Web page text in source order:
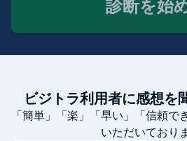
診断を始
ビジトラ利用者に感想を
「簡単」「楽」「早い」「信頼
いただいており